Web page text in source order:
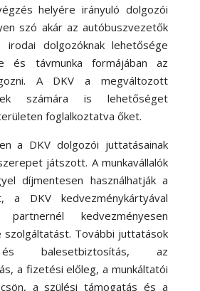
helyére irányuló dolgozói
szó akár az autóbuszvezetők
irodai dolgozóknak lehetősége
és távmunka formájában az
A DKV a megváltozott
számára is lehetőséget
foglalkoztatva őket.
a DKV dolgozói juttatásainak
játszott. A munkavállalók
díjmentesen használhatják a
a DKV kedvezménykártyával
kedvezményesen
szolgáltatást. További juttatások
az
a fizetési előleg, a munkáltatói
a szülési támogatás és a